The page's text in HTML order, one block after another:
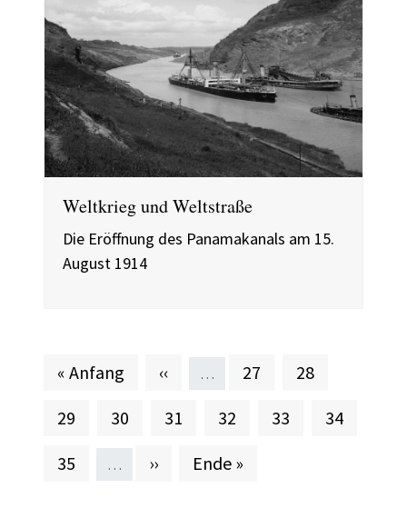
Weltkrieg und Weltstraße
Die Eröffnung des Panamakanals am 15.
August 1914
Erste Seite
« Anfang Vorherige Seite
‹‹ … Seite
27 Seite
28
Seite
29 Seite
30 Aktuelle Seite
31 Seite
32 Seite
33 Seite
34
Seite
35 … Nächste Seite
›› Letzte Seite
Ende »